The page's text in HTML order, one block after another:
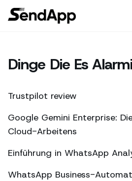
Dinge Die Es
Trustpilot review
Google Gemini Enterprise:
Cloud-Arbeitens
Einführung in WhatsApp
WhatsApp Business-